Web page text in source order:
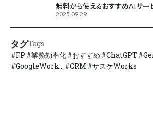
無料から使えるおすすめAIサー
2025.09.29
タグTags
#FP #業務効率化#おすすめ #ChatGPT #
#GoogleWork... #CRM #サスケWorks